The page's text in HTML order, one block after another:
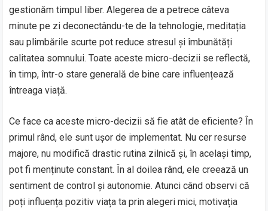
gestionăm timpul liber. Alegerea de a petrece câteva
minute pe zi deconectându-te de la tehnologie, meditația
sau plimbările scurte pot reduce stresul și îmbunătăți
calitatea somnului. Toate aceste micro-decizii se reflectă,
în timp, într-o stare generală de bine care influențează
întreaga viață.
Ce face ca aceste micro-decizii să fie atât de eficiente? În
primul rând, ele sunt ușor de implementat. Nu cer resurse
majore, nu modifică drastic rutina zilnică și, în același timp,
pot fi menținute constant. În al doilea rând, ele creează un
sentiment de control și autonomie. Atunci când observi că
poți influența pozitiv viața ta prin alegeri mici, motivația